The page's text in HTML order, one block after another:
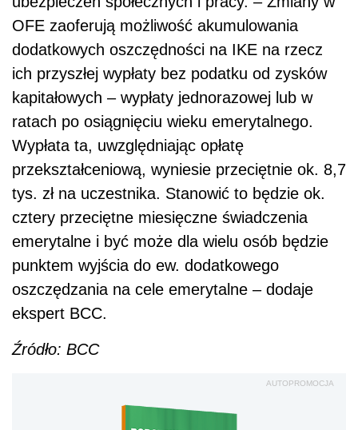
OFE zaoferują możliwość akumulowania
dodatkowych oszczędności na IKE na rzecz
ich przyszłej wypłaty bez podatku od zysków
kapitałowych – wypłaty jednorazowej lub w
ratach po osiągnięciu wieku emerytalnego.
Wypłata ta, uwzględniając opłatę
przekształceniową, wyniesie przeciętnie ok. 8,7
tys. zł na uczestnika. Stanowić to będzie ok.
cztery przeciętne miesięczne świadczenia
emerytalne i być może dla wielu osób będzie
punktem wyjścia do ew. dodatkowego
oszczędzania na cele emerytalne – dodaje
ekspert BCC.
Źródło: BCC
AUTOPROMOCJA